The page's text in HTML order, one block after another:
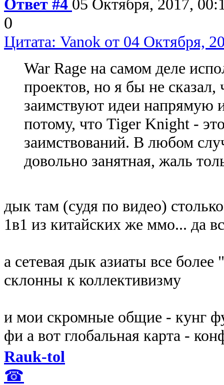
Ответ #4 05 Октября, 2017,
0
Цитата: Vanok от 04 Октября,
War Rage на самом деле
проектов, но я бы не сказал,
заимствуют идеи напрямую
потому, что Tiger Knight -
заимствований. В любом
довольно занятная, жаль
дык там (судя по видео)
1в1 из китайских же ммо... да
а сетевая дык азиаты все
склонны к коллективизму
и мои скромные общие - кунг
фи а вот глобальная карта -
Rauk-tol
☎